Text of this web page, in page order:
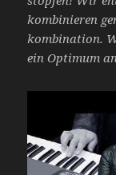
kombinieren
kombination.
ein Optimum